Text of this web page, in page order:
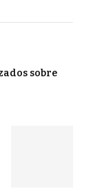
sobre